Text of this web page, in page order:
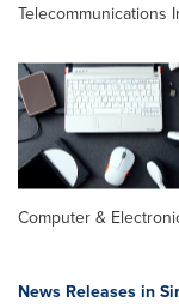
Telecommunications
Computer &
News Releases in